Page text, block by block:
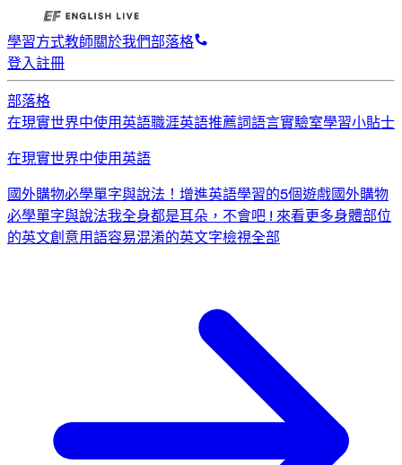
學習方式教師關於我們部落格
登入註冊
部落格
在現實世界中使用英語職涯英語推薦詞語言實驗室學習小貼士
在現實世界中使用英語
國外購物必學單字與說法！ 增進英語學習的5個遊戲國外購物
必學單字與說法我全身都是耳朵，不會吧 ! 來看更多身體部位
的英文創意用語容易混淆的英文字檢視全部